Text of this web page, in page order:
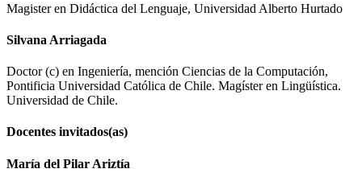
Magister en Didáctica del Lenguaje, Universidad Alberto Hurtado
Silvana Arriagada
Doctor (c) en Ingeniería, mención Ciencias de la Computación,
Pontificia Universidad Católica de Chile. Magíster en Lingüística.
Universidad de Chile.
Docentes invitados(as)
María del Pilar Ariztía